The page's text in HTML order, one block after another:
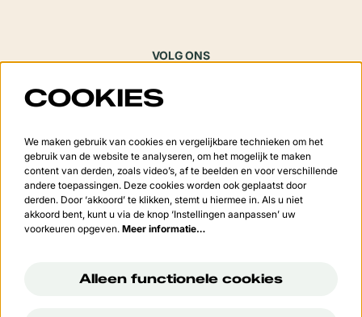
VOLG ONS
Meld je aan voor de nieuwsbrief
Aanmelden
Data Processing Addendum van Google.
COOKIES
We maken gebruik van cookies en vergelijkbare technieken om het
gebruik van de website te analyseren, om het mogelijk te maken
content van derden, zoals video’s, af te beelden en voor verschillende
andere toepassingen. Deze cookies worden ook geplaatst door
derden. Door ‘akkoord’ te klikken, stemt u hiermee in. Als u niet
akkoord bent, kunt u via de knop ‘Instellingen aanpassen’ uw
voorkeuren opgeven. Meer informatie…
Alleen functionele cookies